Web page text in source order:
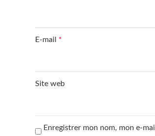
E-mail *
Site web
Enregistrer mon nom, mon e-